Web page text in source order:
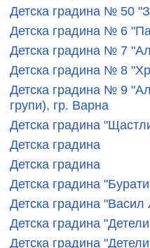
Детска градина № 50
Детска градина № 6
Детска градина № 7
Детска градина № 8
Детска градина № 9
групи), гр. Варна
Детска градина
Детска градина
Детска градина
Детска градина
Детска градина "Васил
Детска градина
Детска градина